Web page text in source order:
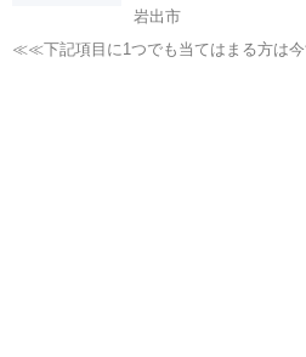
岩出市
≪≪下記項目に1つでも当てはまる方は